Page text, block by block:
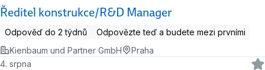
Ředitel konstrukce/R&D Manager
Odpověď do 2 týdnů
Odpovězte teď a budete mezi prvními
Kienbaum und Partner GmbH
Praha
4. srpna